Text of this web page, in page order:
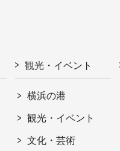
観光・イベント
横浜の港
観光・イベント
文化・芸術